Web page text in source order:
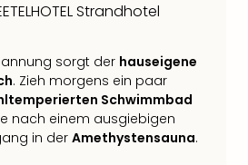
Strandhotel
sorgt der hauseigene
. Zieh morgens ein paar
Schwimmbad
nach einem ausgiebigen
in der Amethystensauna.